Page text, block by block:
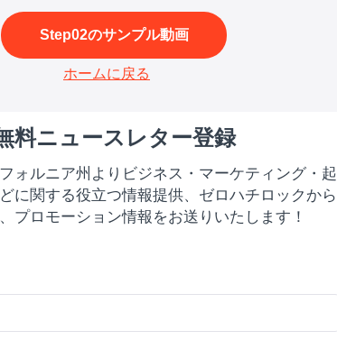
Step02のサンプル動画
ホームに戻る
料ニュースレター登録
ォルニア州よりビジネス・マーケティング・起
に関する役立つ情報提供、ゼロハチロックから
プロモーション情報をお送りいたします！